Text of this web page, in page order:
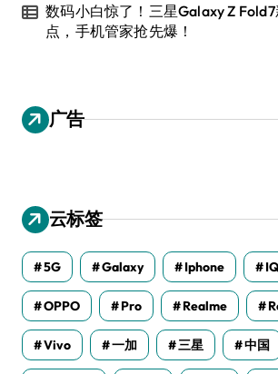
数码小白惊了！三星Galaxy Z
点，手机管家抢先爆！
广告
云标签
5G Galaxy Iphone
OPPO Pro Realme
Vivo 一加 三星 中国